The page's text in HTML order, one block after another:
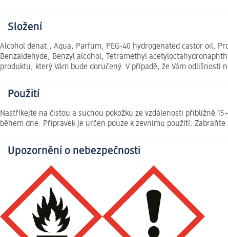
Složení
Alcohol denat., Aqua, Parfum, PEG-40 hydrogenated castor oil,
Benzaldehyde, Benzyl alcohol, Tetramethyl
produktu, který Vám bude doručený. V případě, že Vám
Použití
Nastříkejte na čistou a suchou pokožku ze vzdálenosti přibližně
během dne. Přípravek je určen pouze k zevnímu použití.
Upozornění o nebezpečnosti